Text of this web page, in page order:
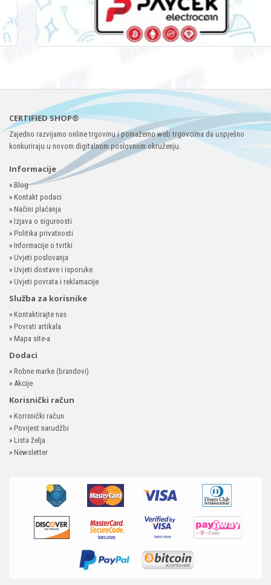
CERTIFIED SHOP®
Zajedno razvijamo online trgovinu i pomažemo web trgovcima da uspješno
konkuriraju u novom digitalnom poslovnom okruženju.
Informacije
»Blog
» Kontakt podaci
» Načini plaćanja
» Izjava o sigurnosti
» Politika privatnosti
» Informacije o tvrtki
» Uvjeti poslovanja
» Uvjeti dostave i isporuke
» Uvjeti povrata i reklamacije
Služba za korisnike
» Kontaktirajte nas
» Povrati artikala
» Mapa site-a
Dodaci
» Robne marke (brandovi)
» Akcije
Korisnički račun
» Korisnički račun
» Povijest narudžbi
» Lista želja
» Newsletter